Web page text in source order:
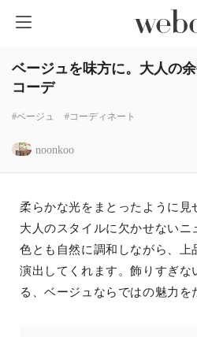
ベージュを味方に。大人の
コーデ
#ベージュ #コーディネート
noonkoo
柔らかな光をまとったように見
大人のスタイルに欠かせないニ
色とも自然に調和しながら、上
演出してくれます。飾りすぎな
る、ベージュならではの魅力を